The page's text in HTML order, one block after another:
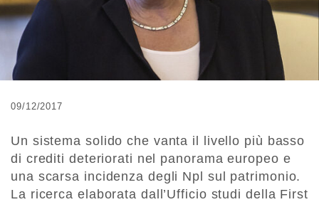
09/12/2017
Un sistema solido che vanta il livello più basso
di crediti deteriorati nel panorama europeo e
una scarsa incidenza degli Npl sul patrimonio.
La ricerca elaborata dall’Ufficio studi della First